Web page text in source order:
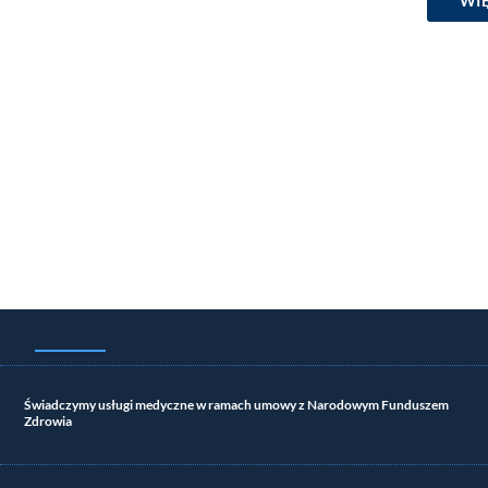
Świadczymy usługi medyczne w ramach umowy z Narodowym Funduszem
Zdrowia